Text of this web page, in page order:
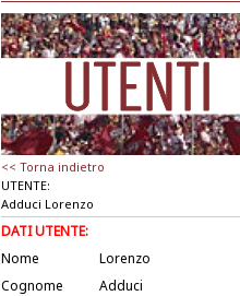
<< Torna indietro
UTENTE:
Adduci Lorenzo
DATI UTENTE:
Nome
Lorenzo
Cognome
Adduci